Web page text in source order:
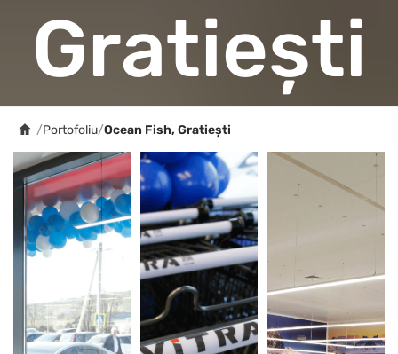
Gratiești
/Portofoliu/Ocean Fish, Gratiești